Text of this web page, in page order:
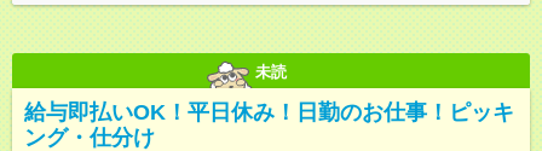
未読
給与即払いOK！平日休み！日勤のお仕事！ピッキ
ング・仕分け